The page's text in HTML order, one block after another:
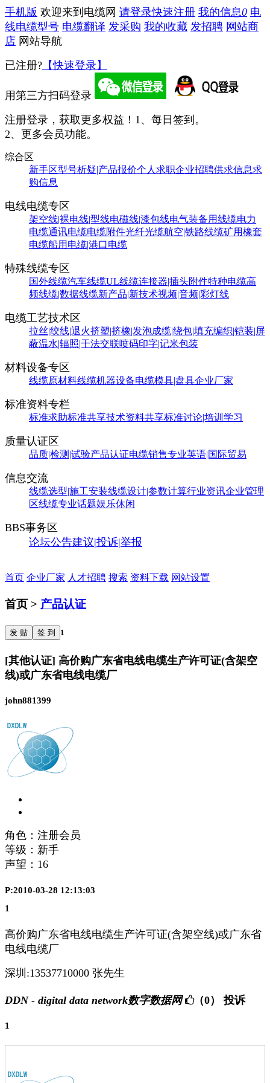
手机版 欢迎来到电缆网 请登录快速注册 我的信息0 电
线电缆型号 电缆翻译 发采购 我的收藏 发招聘 网站商
店 网站导航
已注册? 【快速登录】
用第三方扫码登录
注册登录，获取更多权益！ 1、每日签到。
2、更多会员功能。
综合区
新手区型号析疑|产品报价个人求职企业招聘供求信息求
购信息
电线电缆专区
架空线|裸电线|型线电磁线|漆包线电气装备用线缆电力
电缆通讯电缆电缆附件光纤光缆航空|铁路线缆矿用橡套
电缆船用电缆|港口电缆
特殊线缆专区
国外线缆汽车线缆UL线缆连接器|插头附件特种电缆高
频线缆|数据线缆新产品|新技术视频|音频|彩灯线
电缆工艺技术区
拉丝|绞线|退火挤塑|挤橡|发泡成缆|绕包|填充编织|铠装|屏
蔽温水|辐照|干法交联喷码印字|记米包装
材料设备专区
线缆原材料线缆机器设备电缆模具|盘具企业厂家
标准资料专栏
标准求助标准共享技术资料共享标准讨论|培训学习
质量认证区
品质|检测|试验产品认证电缆销售专业英语|国际贸易
信息交流
线缆选型|施工安装线缆设计|参数计算行业资讯企业管理
区线缆专业话题娱乐休闲
BBS事务区
论坛公告建议|投诉|举报
首页 企业厂家 人才招聘 搜索 资料下载 网站设置
首页 > 产品认证
发 贴 签 到 1
[其他认证] 高价购广东省电线电缆生产许可证(含架空
线)或广东省电线电缆厂
john881399
角色：注册会员
等级：新手
声望： 16
P:2010-03-28 12:13:03
1
高价购广东省电线电缆生产许可证(含架空线)或广东省
电线电缆厂
深圳:13537710000 张先生
DDN - digital data network数字数据网 （0） 投诉
1